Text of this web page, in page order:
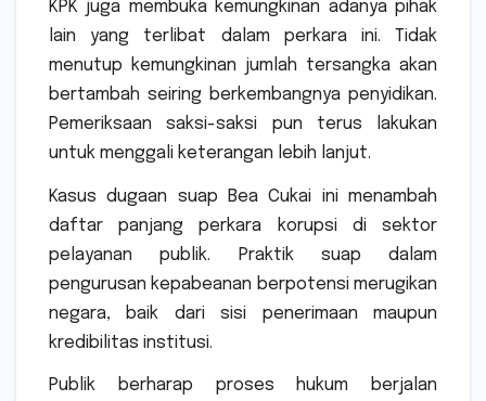
KPK juga membuka kemungkinan adanya pihak
lain yang terlibat dalam perkara ini. Tidak
menutup kemungkinan jumlah tersangka akan
bertambah seiring berkembangnya penyidikan.
Pemeriksaan saksi-saksi pun terus lakukan
untuk menggali keterangan lebih lanjut.
Kasus dugaan suap Bea Cukai ini menambah
daftar panjang perkara korupsi di sektor
pelayanan publik. Praktik suap dalam
pengurusan kepabeanan berpotensi merugikan
negara, baik dari sisi penerimaan maupun
kredibilitas institusi.
Publik berharap proses hukum berjalan